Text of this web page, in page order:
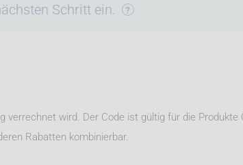
Schritt ein.
verrechnet wird. Der Code ist gültig für die Produkte
Rabatten kombinierbar.